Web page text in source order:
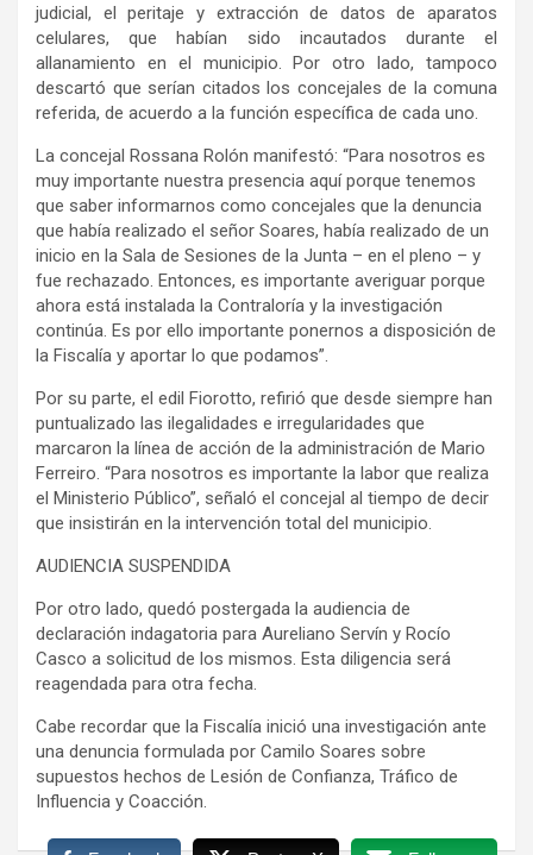
judicial, el peritaje y extracción de datos de aparatos
celulares, que habían sido incautados durante el
allanamiento en el municipio. Por otro lado, tampoco
descartó que serían citados los concejales de la comuna
referida, de acuerdo a la función específica de cada uno.
La concejal Rossana Rolón manifestó: “Para nosotros es
muy importante nuestra presencia aquí porque tenemos
que saber informarnos como concejales que la denuncia
que había realizado el señor Soares, había realizado de un
inicio en la Sala de Sesiones de la Junta – en el pleno – y
fue rechazado. Entonces, es importante averiguar porque
ahora está instalada la Contraloría y la investigación
continúa. Es por ello importante ponernos a disposición de
la Fiscalía y aportar lo que podamos”.
Por su parte, el edil Fiorotto, refirió que desde siempre han
puntualizado las ilegalidades e irregularidades que
marcaron la línea de acción de la administración de Mario
Ferreiro. “Para nosotros es importante la labor que realiza
el Ministerio Público”, señaló el concejal al tiempo de decir
que insistirán en la intervención total del municipio.
AUDIENCIA SUSPENDIDA
Por otro lado, quedó postergada la audiencia de
declaración indagatoria para Aureliano Servín y Rocío
Casco a solicitud de los mismos. Esta diligencia será
reagendada para otra fecha.
Cabe recordar que la Fiscalía inició una investigación ante
una denuncia formulada por Camilo Soares sobre
supuestos hechos de Lesión de Confianza, Tráfico de
Influencia y Coacción.